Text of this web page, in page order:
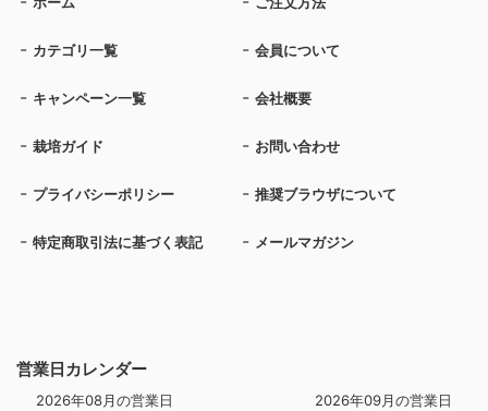
営業日カレンダー
2026年08月の営業日 2026年09月の営業日
カテゴリ一覧 会員について
キャンペーン一覧 会社概要
栽培ガイド お問い合わせ
プライバシーポリシー 推奨ブラウザについて
特定商取引法に基づく表記 メールマガジン